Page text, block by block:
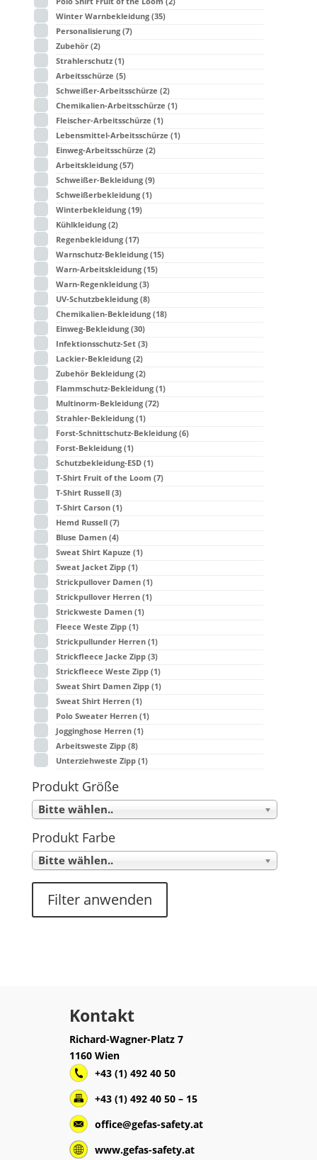
Winter Warnbekleidung (35)
Personalisierung (7)
Zubehör (2)
Strahlerschutz (1)
Arbeitsschürze (5)
Schweißer-Arbeitsschürze (2)
Chemikalien-Arbeitsschürze (1)
Fleischer-Arbeitsschürze (1)
Lebensmittel-Arbeitsschürze (1)
Einweg-Arbeitsschürze (2)
Arbeitskleidung (57)
Schweißer-Bekleidung (9)
Schweißerbekleidung (1)
Winterbekleidung (19)
Kühlkleidung (2)
Regenbekleidung (17)
Warnschutz-Bekleidung (15)
Warn-Arbeitskleidung (15)
Warn-Regenkleidung (3)
UV-Schutzbekleidung (8)
Chemikalien-Bekleidung (18)
Einweg-Bekleidung (30)
Infektionsschutz-Set (3)
Lackier-Bekleidung (2)
Zubehör Bekleidung (2)
Flammschutz-Bekleidung (1)
Multinorm-Bekleidung (72)
Strahler-Bekleidung (1)
Forst-Schnittschutz-Bekleidung (6)
Forst-Bekleidung (1)
Schutzbekleidung-ESD (1)
T-Shirt Fruit of the Loom (7)
T-Shirt Russell (3)
T-Shirt Carson (1)
Hemd Russell (7)
Bluse Damen (4)
Sweat Shirt Kapuze (1)
Sweat Jacket Zipp (1)
Strickpullover Damen (1)
Strickpullover Herren (1)
Strickweste Damen (1)
Fleece Weste Zipp (1)
Strickpullunder Herren (1)
Strickfleece Jacke Zipp (3)
Strickfleece Weste Zipp (1)
Sweat Shirt Damen Zipp (1)
Sweat Shirt Herren (1)
Polo Sweater Herren (1)
Jogginghose Herren (1)
Arbeitsweste Zipp (8)
Unterziehweste Zipp (1)
Produkt Größe
Bitte wählen..
Produkt Farbe
Bitte wählen..
Filter anwenden
Kontakt
Richard-Wagner-Platz 7
1160 Wien
+43 (1) 492 40 50
+43 (1) 492 40 50 – 15
office@gefas-safety.at
www.gefas-safety.at